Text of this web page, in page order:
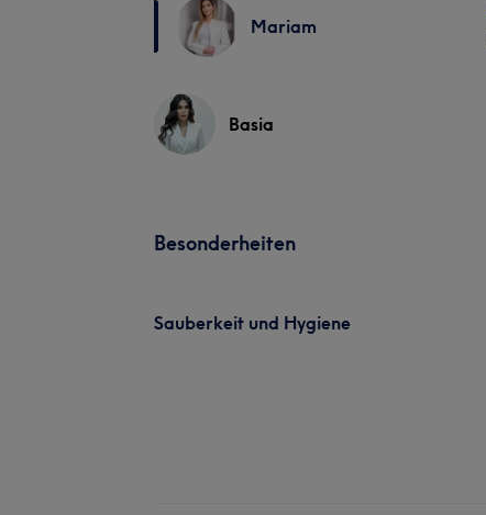
Mariam
Basia
Besonderheiten
Sauberkeit und Hygiene